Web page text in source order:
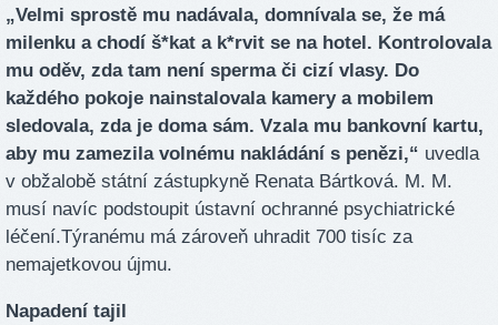
„Velmi sprostě mu nadávala, domnívala se, že má
milenku a chodí š*kat a k*rvit se na hotel. Kontrolovala
mu oděv, zda tam není sperma či cizí vlasy. Do
každého pokoje nainstalovala kamery a mobilem
sledovala, zda je doma sám. Vzala mu bankovní kartu,
aby mu zamezila volnému nakládání s penězi,“ uvedla
v obžalobě státní zástupkyně Renata Bártková. M. M.
musí navíc podstoupit ústavní ochranné psychiatrické
léčení.Týranému má zároveň uhradit 700 tisíc za
nemajetkovou újmu.
Napadení tajil